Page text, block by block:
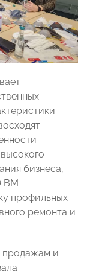
бизнеса,
ВМ
профильных
ремонта и
продажам и